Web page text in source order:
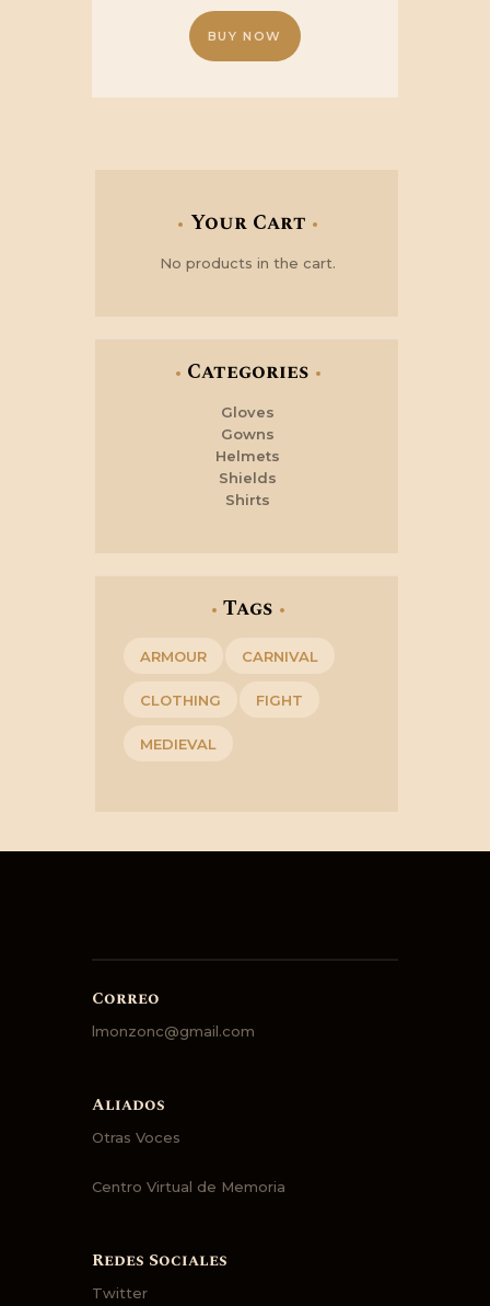
BUY NOW
Your Cart
No products in the cart.
Categories
Gloves
Gowns
Helmets
Shields
Shirts
Tags
ARMOUR CARNIVAL
CLOTHING FIGHT
MEDIEVAL
Correo
lmonzonc@gmail.com
Aliados
Otras Voces
Centro Virtual de Memoria
Redes Sociales
Twitter